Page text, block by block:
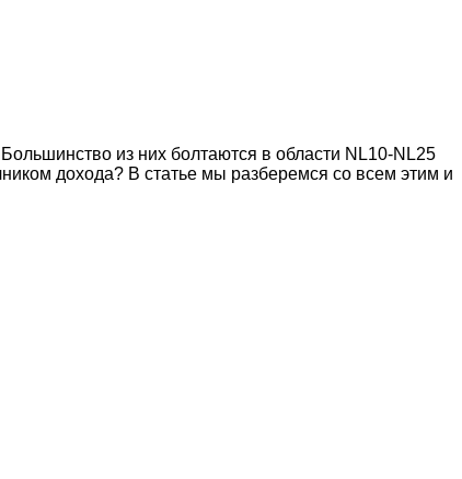
из них болтаются в области NL10-NL25
дохода? В статье мы разберемся со всем этим и